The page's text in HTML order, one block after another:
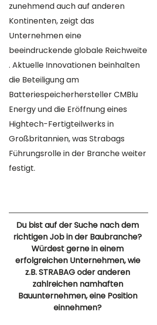
zunehmend auch auf anderen
Kontinenten, zeigt das
Unternehmen eine
beeindruckende globale Reichweite​​
. Aktuelle Innovationen beinhalten
die Beteiligung am
Batteriespeicherhersteller CMBlu
Energy und die Eröffnung eines
Hightech-Fertigteilwerks in
Großbritannien, was Strabags
Führungsrolle in der Branche weiter
festigt​​.
Du bist auf der Suche nach dem
richtigen Job in der Baubranche?
Würdest gerne in einem
erfolgreichen Unternehmen, wie
z.B. STRABAG oder anderen
zahlreichen namhaften
Bauunternehmen, eine Position
einnehmen?